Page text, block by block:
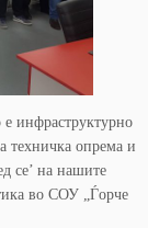
е инфраструктурно
техничка опрема и
се’ на нашите
во СОУ „Ѓорче